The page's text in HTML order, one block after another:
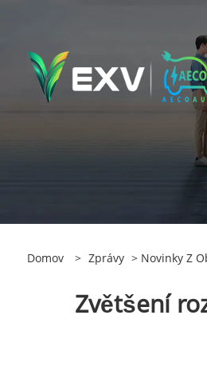
Domov > Zprávy > Novinky Z
Zvětšení